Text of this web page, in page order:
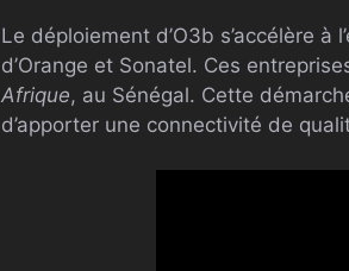
Le déploiement d’O3b s’accélère
d’Orange et Sonatel. Ces
Afrique, au Sénégal. Cette
d’apporter une connectivité de